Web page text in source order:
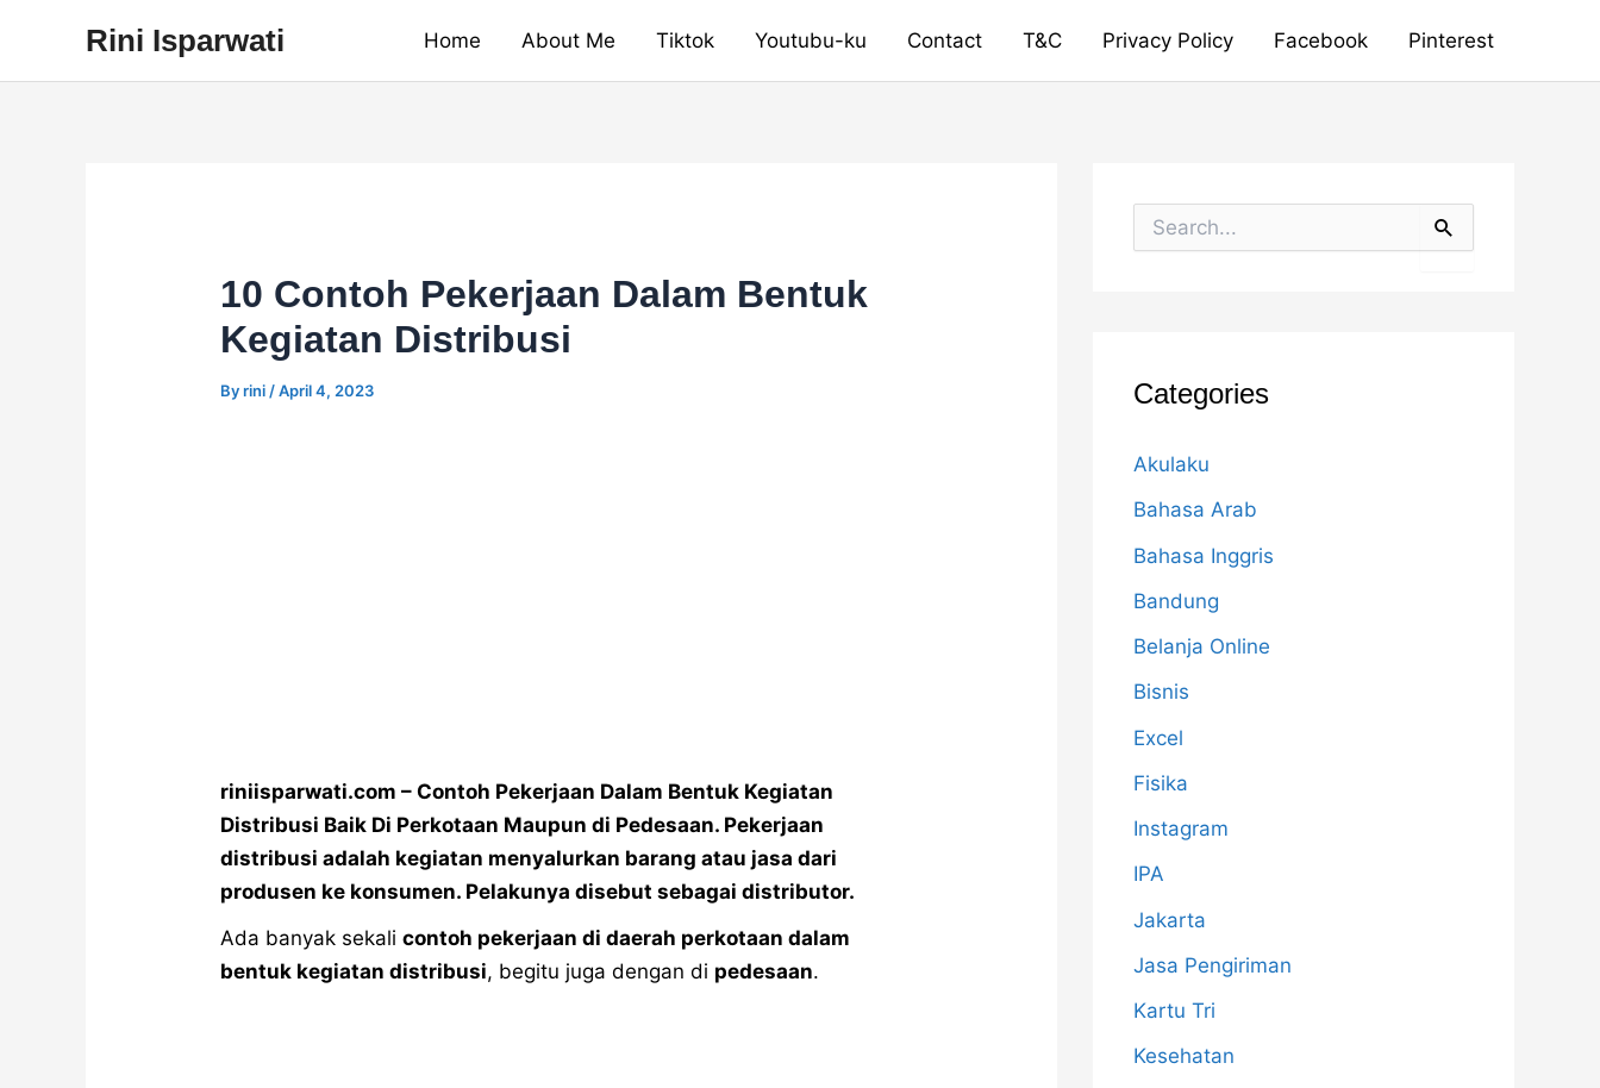
content
Rini Isparwati Home About Me Tiktok Youtubu-ku Contact T&C Privacy Policy Facebook Pinterest
10 Contoh Pekerjaan Dalam Bentuk
Kegiatan Distribusi
Byrini /April 4, 2023
riniisparwati.com – Contoh Pekerjaan Dalam Bentuk Kegiatan
Distribusi Baik Di Perkotaan Maupun di Pedesaan. Pekerjaan
distribusi adalah kegiatan menyalurkan barang atau jasa dari
produsen ke konsumen. Pelakunya disebut sebagai distributor.
Ada banyak sekalicontoh pekerjaan di daerah perkotaan dalam
bentuk kegiatan distribusi, begitu juga dengan di pedesaan.
o
rCategories
Akulaku
Bahasa Arab
Bahasa Inggris
Bandung
Belanja Online
Bisnis
Excel
Fisika
Instagram
IPA
Jakarta
Jasa Pengiriman
Kartu Tri
Kesehatan